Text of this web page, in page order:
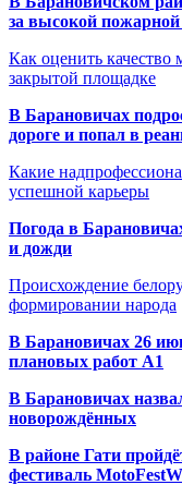
за высокой пожарной
Как оценить качество
закрытой площадке
В Барановичах
дороге и попал в
Какие
успешной карьеры
Погода в
и дожди
Происхождение
формировании народа
В Барановичах 26
плановых работ A1
В Барановичах
новорождённых
В районе Гати
фестиваль